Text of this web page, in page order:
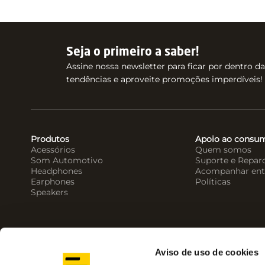
Aviso de uso de cookies
Seja o primeiro a saber!
Assine nossa newsletter para ficar por dentro
tendências e aproveite promoções imperdíveis!
Produtos
Acessórios
Som Automotivo
Headphones
Earphones
Speakers
Apoio ao
Quem somos
Suporte e
Acompanhar
Políticas